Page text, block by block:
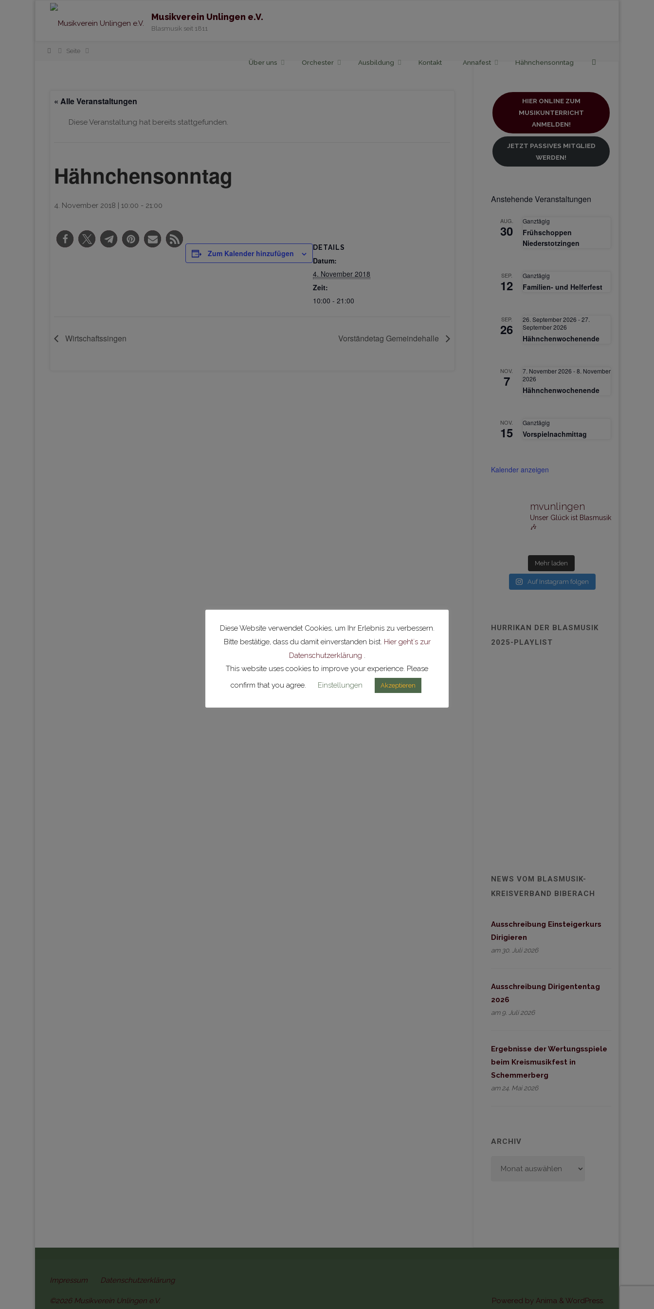
Musikverein Unlingen e.V.
Blasmusik seit 1811
Über uns Orchester Ausbildung Kontakt Annafest Hähnchensonntag
HomeSeite
« Alle Veranstaltungen
Diese Veranstaltung hat bereits stattgefunden.
Hähnchensonntag
4. November 2018 | 10:00 - 21:00
Zum Kalender hinzufügen
DETAILS
Datum:
4. November 2018
Zeit:
10:00 - 21:00
Wirtschaftssingen Vorständetag Gemeindehalle
HIER ONLINE ZUM
MUSIKUNTERRICHT
ANMELDEN!
JETZT PASSIVES MITGLIED
WERDEN!
Anstehende Veranstaltungen
AUG.
30
Ganztägig
Frühschoppen
Niederstotzingen
SEP.
12
Ganztägig
Familien- und Helferfest
SEP.
26
26. September 2026 -27.
September 2026
Hähnchenwochenende
NOV.
7
7. November 2026 -8. November
2026
Hähnchenwochenende
NOV.
15
Ganztägig
Vorspielnachmittag
Kalender anzeigen
mvunlingen
Unser Glück ist Blasmusik
🎶
Mehr laden
Auf Instagram folgen
HURRIKAN DER BLASMUSIK
2025-PLAYLIST
NEWS VOM BLASMUSIK-
KREISVERBAND BIBERACH
Ausschreibung Einsteigerkurs
Dirigieren
am 30. Juli 2026
Ausschreibung Dirigententag
2026
am 9. Juli 2026
Ergebnisse der Wertungsspiele
beim Kreismusikfest in
Schemmerberg
am 24. Mai 2026
ARCHIV
Impressum Datenschutzerklärung
©2026 Musikverein Unlingen e.V. Powered by Anima &WordPress.
Diese Website verwendet Cookies, um Ihr Erlebnis zu verbessern.
Bitte bestätige, dass du damit einverstanden bist. Hier geht´s zur
Datenschutzerklärung .
This website uses cookies to improve your experience. Please
confirm that you agree.
Einstellungen Akzeptieren